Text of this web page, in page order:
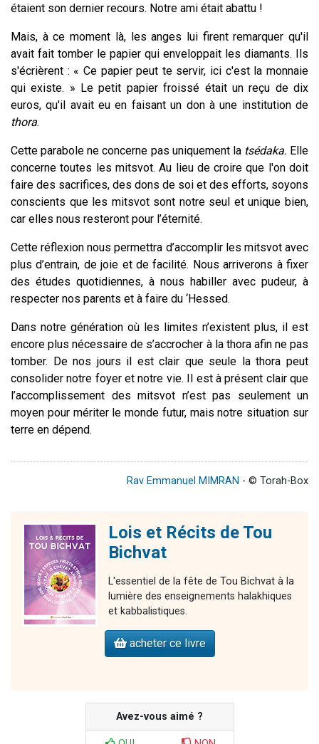
étaient son dernier recours. Notre ami était abattu !
Mais, à ce moment là, les anges lui firent remarquer qu'il
avait fait tomber le papier qui enveloppait les diamants. Ils
s'écrièrent : « Ce papier peut te servir, ici c'est la monnaie
qui existe. » Le petit papier froissé était un reçu de dix
euros, qu'il avait eu en faisant un don à une institution de
thora.
Cette parabole ne concerne pas uniquement la tsédaka. Elle
concerne toutes les mitsvot. Au lieu de croire que l'on doit
faire des sacrifices, des dons de soi et des efforts, soyons
conscients que les mitsvot sont notre seul et unique bien,
car elles nous resteront pour l’éternité.
Cette réflexion nous permettra d’accomplir les mitsvot avec
plus d’entrain, de joie et de facilité. Nous arriverons à fixer
des études quotidiennes, à nous habiller avec pudeur, à
respecter nos parents et à faire du ‘Hessed.
Dans notre génération où les limites n’existent plus, il est
encore plus nécessaire de s’accrocher à la thora afin ne pas
tomber. De nos jours il est clair que seule la thora peut
consolider notre foyer et notre vie. Il est à présent clair que
l’accomplissement des mitsvot n’est pas seulement un
moyen pour mériter le monde futur, mais notre situation sur
terre en dépend.
Rav Emmanuel MIMRAN - © Torah-Box
Lois et Récits de Tou
Bichvat
L'essentiel de la fête de Tou Bichvat à la
lumière des enseignements halakhiques
et kabbalistiques.
acheter ce livre
Avez-vous aimé ?